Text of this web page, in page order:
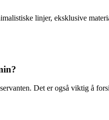
linjer, eksklusive
Det er også viktig å